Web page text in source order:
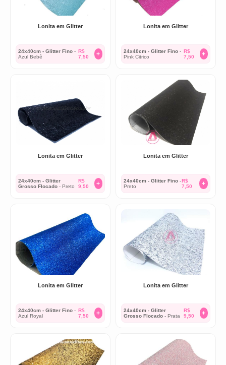
Lonita em Glitter
24x40cm - Glitter Fino -
Azul Bebê
R$
7,50
+
Lonita em Glitter
24x40cm - Glitter Fino -
Pink Citrico
R$
7,50
+
Lonita em Glitter
24x40cm - Glitter
Grosso Flocado - Preto
R$
9,50
+
Lonita em Glitter
24x40cm - Glitter Fino -
Preto
R$
7,50
+
Lonita em Glitter
24x40cm - Glitter Fino -
Azul Royal
R$
7,50
+
Lonita em Glitter
24x40cm - Glitter
Grosso Flocado - Prata
R$
9,50
+